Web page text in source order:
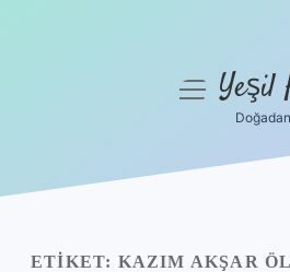
Yasal Uyarı
menüyüYeşil
ETIKET: KAZIM AKŞAR